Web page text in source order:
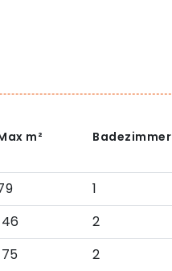
m² Badezimmer
1
2
2